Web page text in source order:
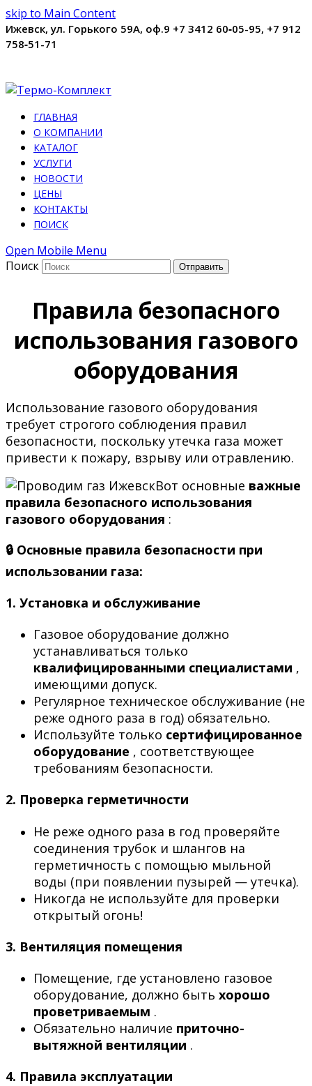
skip to Main Content
Ижевск, ул. Горького 59А, оф.9 +7 3412 60‑05-95, +7 912
758‑51-71
ГЛАВНАЯ
О КОМПАНИИ
КАТАЛОГ
УСЛУГИ
НОВОСТИ
ЦЕНЫ
КОНТАКТЫ
ПОИСК
Open Mobile Menu
Поиск
Отправить
Правила безопасного
использования газового
оборудования
Использование газового оборудования
требует строгого соблюдения правил
безопасности, поскольку утечка газа может
привести к пожару, взрыву или отравлению.
Вот основные важные
правила безопасного использования
газового оборудования :
🔒 Основные правила безопасности при
использовании газа:
1. Установка и обслуживание
Газовое оборудование должно
устанавливаться только
квалифицированными специалистами ,
имеющими допуск.
Регулярное техническое обслуживание (не
реже одного раза в год) обязательно.
Используйте только сертифицированное
оборудование , соответствующее
требованиям безопасности.
2. Проверка герметичности
Не реже одного раза в год проверяйте
соединения трубок и шлангов на
герметичность с помощью мыльной
воды (при появлении пузырей — утечка).
Никогда не используйте для проверки
открытый огонь!
3. Вентиляция помещения
Помещение, где установлено газовое
оборудование, должно быть хорошо
проветриваемым .
Обязательно наличие приточно-
вытяжной вентиляции .
4. Правила эксплуатации